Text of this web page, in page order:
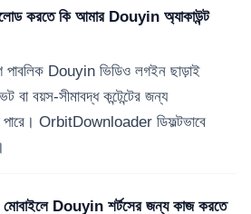
করতে কি আমার Douyin অ্যাকাউন্ট
পাবলিক Douyin ভিডিও লগইন ছাড়াই
বা বয়স-সীমাবদ্ধ কন্টেন্টের জন্য
পারে। OrbitDownloader ডিফল্টভাবে
Douyin শর্টসের জন্য কাজ করতে